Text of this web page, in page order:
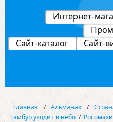
Интернет-
Сайт-каталог Сайт-
Главная / Альманах /
Тамбур уходит в небо / Росомахи